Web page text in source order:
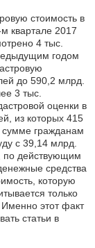
стоимость в
квартале 2017
4 тыс.
годом
до 590,2 млрд.
3 тыс.
оценки в
из которых 415
сумме гражданам
с 39,14 млрд.
по действующим
средства
которую
только
этот факт
статьи в